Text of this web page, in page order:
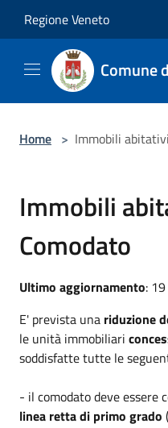
Regione Veneto
Comune
Home > Immobili
Immobili
Comodato
Ultimo aggiornamento:
E' prevista una riduzione
le unità immobiliari
soddisfatte tutte le
- il comodato deve essere
linea retta di primo grado